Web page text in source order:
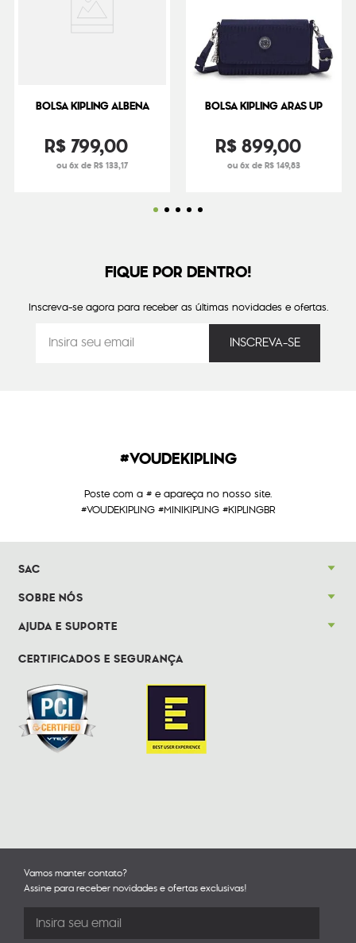
BOLSA KIPLING ALBENA
R$799,00
ou 6x de R$ 133,17
BOLSA KIPLING ARAS UP
R$899,00
ou 6x de R$ 149,83
FIQUE POR DENTRO!
Inscreva-se agora para receber as últimas novidades e ofertas.
#VOUDEKIPLING
Poste com a # e apareça no nosso site.
#VOUDEKIPLING #MINIKIPLING #KIPLINGBR
SAC
SOBRE NÓS
AJUDA E SUPORTE
CERTIFICADOS E SEGURANÇA
Vamos manter contato?
Assine para receber novidades e ofertas exclusivas!